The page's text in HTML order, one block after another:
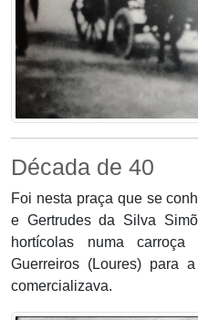
Década de 40
Foi nesta praça que se
e Gertrudes da Silva
hortícolas numa
Guerreiros (Loures) para
comercializava.